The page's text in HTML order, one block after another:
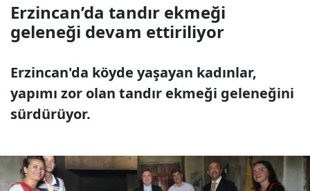
Erzincan’da tandır ekmeği
geleneği devam ettiriliyor
Erzincan'da köyde yaşayan kadınlar,
yapımı zor olan tandır ekmeği geleneğini
sürdürüyor.